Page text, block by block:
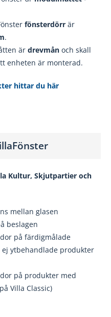
fönsterdörr är
.
ärdrevmån och skall
enheten är monterad.
hittar du här
Kultur, Skjutpartier och
mellan glasen
beslagen
på färdigmålade
ytbehandlade produkter
på produkter med
Villa Classic)